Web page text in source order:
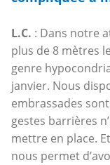
L.C. : Dans notre
plus de 8 mètres
genre
janvier. Nous
embrassades
gestes barrières
mettre en place.
nous permet